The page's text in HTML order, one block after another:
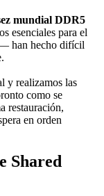
mundial DDR5
esenciales para el
han hecho difícil
y realizamos las
como se
restauración,
en orden
Shared